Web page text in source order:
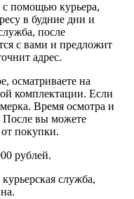
с помощью курьера,
в будние дни и
после
с вами и предложит
адрес.
осматриваете на
комплектации. Если
Время осмотра и
После вы можете
покупки.
рублей.
служба,